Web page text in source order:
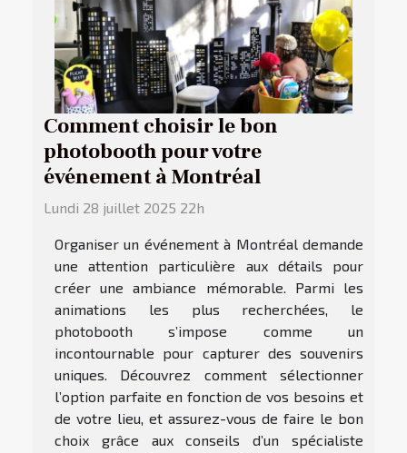
Comment choisir le bon
photobooth pour votre
événement à Montréal
Lundi 28 juillet 2025 22h
Organiser un événement à Montréal demande
une attention particulière aux détails pour
créer une ambiance mémorable. Parmi les
animations les plus recherchées, le
photobooth s’impose comme un
incontournable pour capturer des souvenirs
uniques. Découvrez comment sélectionner
l’option parfaite en fonction de vos besoins et
de votre lieu, et assurez-vous de faire le bon
choix grâce aux conseils d’un spécialiste